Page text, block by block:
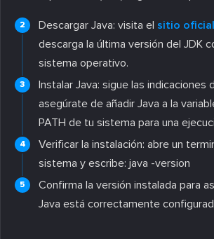
Descargar Java: visita el sitio
descarga la última versión del JDK
sistema operativo.
Instalar Java: sigue las indicaciones
asegúrate de añadir Java a la
PATH de tu sistema para una
Verificar la instalación: abre un
sistema y escribe: java -version
Confirma la versión instalada para
Java está correctamente